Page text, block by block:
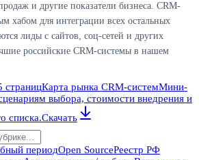
и другие показатели бизнеса. CRM-
хабом для интеграции всех остальных
лиды с сайтов, соц-сетей и других
российские CRM-системы в нашем
страницКарта рынка CRM-системМини-
выбора, стоимости внедрения и
списка.Скачать
периодOpen SourceРеестр РФ